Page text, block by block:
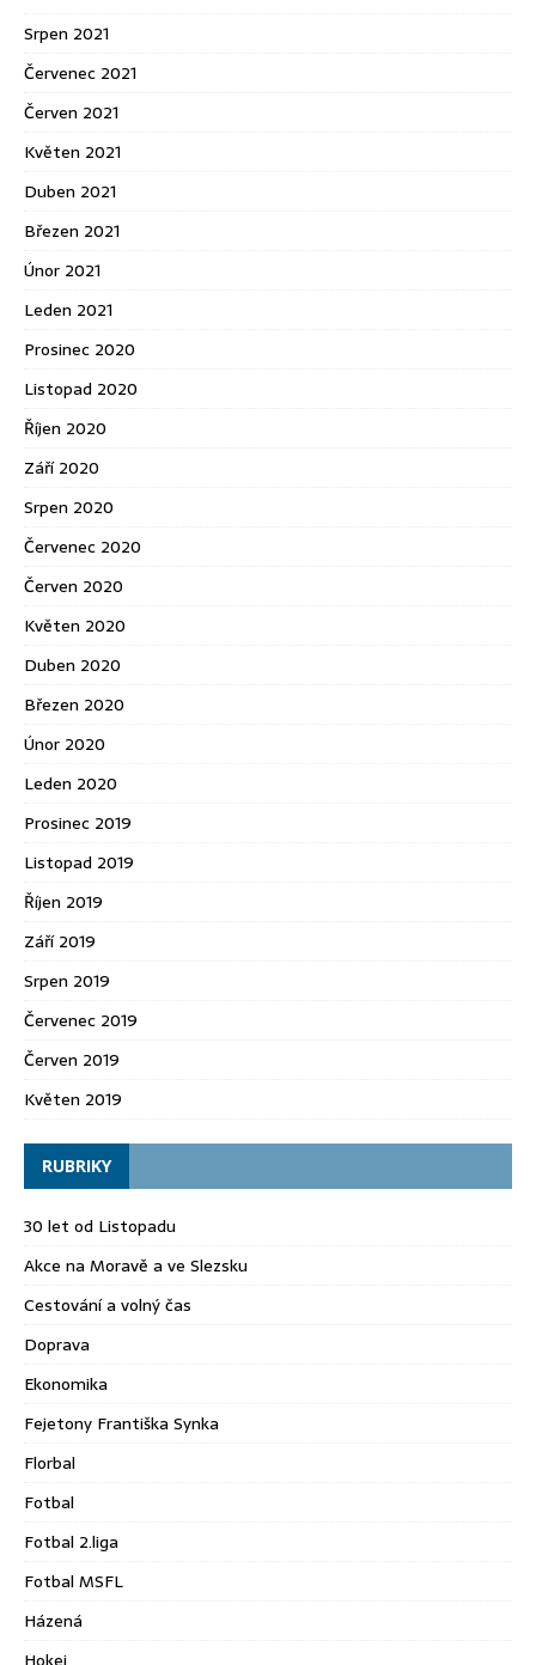
Srpen 2021
Červenec 2021
Červen 2021
Květen 2021
Duben 2021
Březen 2021
Únor 2021
Leden 2021
Prosinec 2020
Listopad 2020
Říjen 2020
Září 2020
Srpen 2020
Červenec 2020
Červen 2020
Květen 2020
Duben 2020
Březen 2020
Únor 2020
Leden 2020
Prosinec 2019
Listopad 2019
Říjen 2019
Září 2019
Srpen 2019
Červenec 2019
Červen 2019
Květen 2019
RUBRIKY
30 let od Listopadu
Akce na Moravě a ve Slezsku
Cestování a volný čas
Doprava
Ekonomika
Fejetony Františka Synka
Florbal
Fotbal
Fotbal 2.liga
Fotbal MSFL
Házená